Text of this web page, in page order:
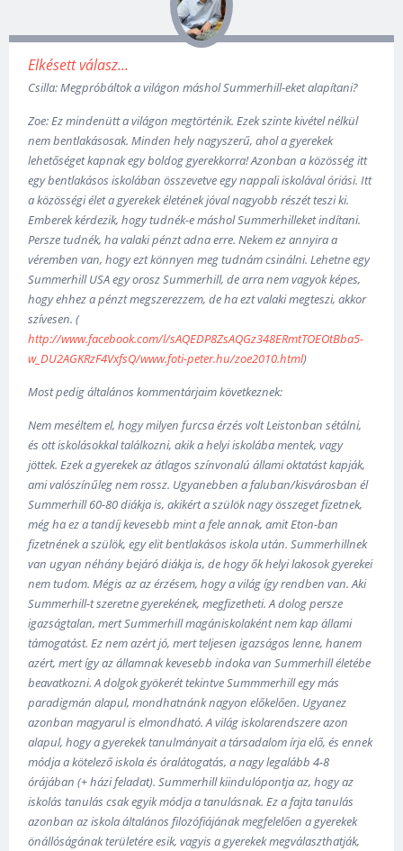
Elkésett válasz...
Csilla: Megpróbáltok a világon máshol Summerhill-eket alapítani?
Zoe: Ez mindenütt a világon megtörténik. Ezek szinte kivétel nélkül
nem bentlakásosak. Minden hely nagyszerű, ahol a gyerekek
lehetőséget kapnak egy boldog gyerekkorra! Azonban a közösség itt
egy bentlakásos iskolában összevetve egy nappali iskolával óriási. Itt
a közösségi élet a gyerekek életének jóval nagyobb részét teszi ki.
Emberek kérdezik, hogy tudnék-e máshol Summerhilleket indítani.
Persze tudnék, ha valaki pénzt adna erre. Nekem ez annyira a
véremben van, hogy ezt könnyen meg tudnám csinálni. Lehetne egy
Summerhill USA egy orosz Summerhill, de arra nem vagyok képes,
hogy ehhez a pénzt megszerezzem, de ha ezt valaki megteszi, akkor
szívesen. (
http://www.facebook.com/l/sAQEDP8ZsAQGz348ERmtTOEOtBba5-
w_DU2AGKRzF4VxfsQ/www.foti-peter.hu/zoe2010.html)
Most pedig általános kommentárjaim következnek:
Nem meséltem el, hogy milyen furcsa érzés volt Leistonban sétálni,
és ott iskolásokkal találkozni, akik a helyi iskolába mentek, vagy
jöttek. Ezek a gyerekek az átlagos színvonalú állami oktatást kapják,
ami valószínűleg nem rossz. Ugyanebben a faluban/kisvárosban él
Summerhill 60-80 diákja is, akikért a szülök nagy összeget fizetnek,
még ha ez a tandíj kevesebb mint a fele annak, amit Eton-ban
fizetnének a szülök, egy elit bentlakásos iskola után. Summerhillnek
van ugyan néhány bejáró diákja is, de hogy ők helyi lakosok gyerekei
nem tudom. Mégis az az érzésem, hogy a világ így rendben van. Aki
Summerhill-t szeretne gyerekének, megfizetheti. A dolog persze
igazságtalan, mert Summerhill magániskolaként nem kap állami
támogatást. Ez nem azért jó, mert teljesen igazságos lenne, hanem
azért, mert így az államnak kevesebb indoka van Summerhill életébe
beavatkozni. A dolgok gyökerét tekintve Summmerhill egy más
paradigmán alapul, mondhatnánk nagyon előkelően. Ugyanez
azonban magyarul is elmondható. A világ iskolarendszere azon
alapul, hogy a gyerekek tanulmányait a társadalom írja elő, és ennek
módja a kötelező iskola és óralátogatás, a nagy legalább 4-8
órájában (+ házi feladat). Summerhill kiindulópontja az, hogy az
iskolás tanulás csak egyik módja a tanulásnak. Ez a fajta tanulás
azonban az iskola általános filozófiájának megfelelően a gyerekek
önállóságának területére esik, vagyis a gyerekek megválaszthatják,